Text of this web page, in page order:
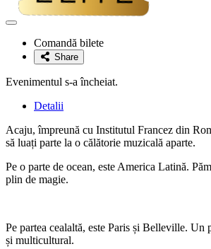
Adaugă
favoriteComandă bilete
Share
Evenimentul s-a încheiat.
Detalii
Acaju, împreună cu Institutul Francez din
să luați parte la o călătorie muzicală aparte.
Pe o parte de ocean, este America Latină.
plin de magie.
Pe partea cealaltă, este Paris și Belleville. Un
și multicultural.